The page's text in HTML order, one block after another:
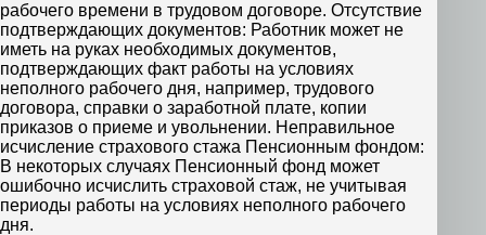
рабочего времени в трудовом договоре. Отсутствие
подтверждающих документов: Работник может не
иметь на руках необходимых документов,
подтверждающих факт работы на условиях
неполного рабочего дня, например, трудового
договора, справки о заработной плате, копии
приказов о приеме и увольнении. Неправильное
исчисление страхового стажа Пенсионным фондом:
В некоторых случаях Пенсионный фонд может
ошибочно исчислить страховой стаж, не учитывая
периоды работы на условиях неполного рабочего
дня.